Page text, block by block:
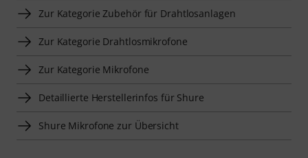
Zur Kategorie Zubehör für Drahtlosanlagen
Zur Kategorie Drahtlosmikrofone
Zur Kategorie Mikrofone
Detaillierte Herstellerinfos für Shure
Shure Mikrofone zur Übersicht